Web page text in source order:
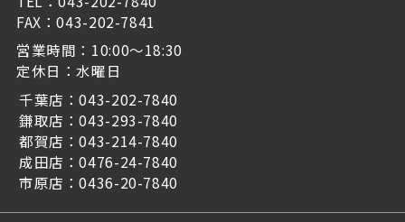
FAX：043-202-7841
営業時間：10:00～18:30
定休日：水曜日
千葉店：043-202-7840
鎌取店：043-293-7840
都賀店：043-214-7840
成田店：0476-24-7840
市原店：0436-20-7840